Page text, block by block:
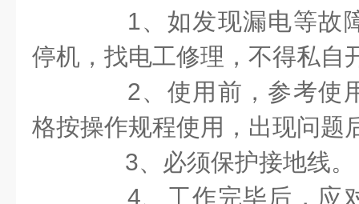
1、如发现漏电等故
停机，找电工修理，不得私自
2、使用前，参考使
格按操作规程使用，出现问题
3、必须保护接地线。
4、工作完毕后，应